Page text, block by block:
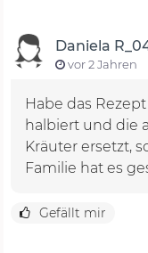
Daniela
vor 2 Jahren
Habe das
halbiert und die
Kräuter ersetzt,
Familie hat es
Gefällt mir